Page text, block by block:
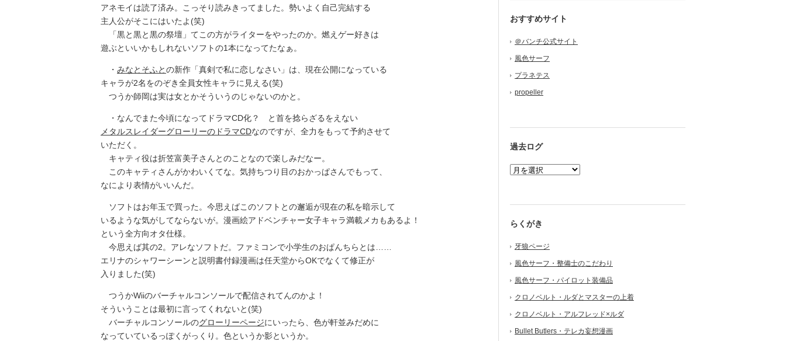
アネモイは読了済み。こっそり読みきってました。勢いよく自己完結する
主人公がそこにはいたよ(笑)
「黒と黒と黒の祭壇」てこの方がライターをやったのか。燃えゲー好きは
遊ぶといいかもしれないソフトの1本になってたなぁ。
・ みなとそふとの新作「真剣で私に恋しなさい」は、現在公開になっている
キャラが2名をのぞき全員女性キャラに見える(笑)
つうか師岡は実は女とかそういうのじゃないのかと。
・なんでまた今頃になってドラマCD化？ と首を捻らざるをえない
メタルスレイダーグローリーのドラマCDなのですが、全力をもって予約させて
いただく。
キャティ役は折笠富美子さんとのことなので楽しみだなー。
このキャティさんがかわいくてな。気持ちつり目のおかっぱさんでもって、
なにより表情がいいんだ。
ソフトはお年玉で買った。今思えばこのソフトとの邂逅が現在の私を暗示して
いるような気がしてならないが。漫画絵アドベンチャー女子キャラ満載メカもあるよ！
という全方向オタ仕様。
今思えば其の2。アレなソフトだ。ファミコンで小学生のおぱんちらとは……
エリナのシャワーシーンと説明書付録漫画は任天堂からOKでなくて修正が
入りました(笑)
つうかWiiのバーチャルコンソールで配信されてんのかよ！
そういうことは最初に言ってくれないと(笑)
バーチャルコンソールのグローリーページにいったら、色が軒並みだめに
なっていているっぽくがっくり。色というか影というか。
おすすめサイト
＠バンチ公式サイト
風色サーフ
プラネテス
propeller
過去ログ
らくがき
牙狼ページ
風色サーフ・整備士のこだわり
風色サーフ・パイロット装備品
クロノベルト・ルダとマスターの上着
クロノベルト・アルフレッド×ルダ
Bullet Butlers・テレカ妄想漫画